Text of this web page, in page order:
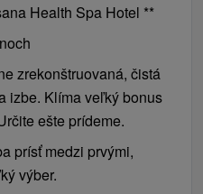
Health Spa Hotel **
zrekonštruovaná, čistá
izbe. Klíma veľký bonus
ešte prídeme.
prísť medzi prvými,
výber.